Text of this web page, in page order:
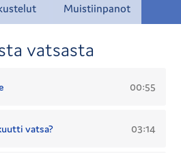
ammattikorkeakoulun
opinnäytetyönä.
Muistiinpanot
vatsasta
00:55
vatsa? 03:14